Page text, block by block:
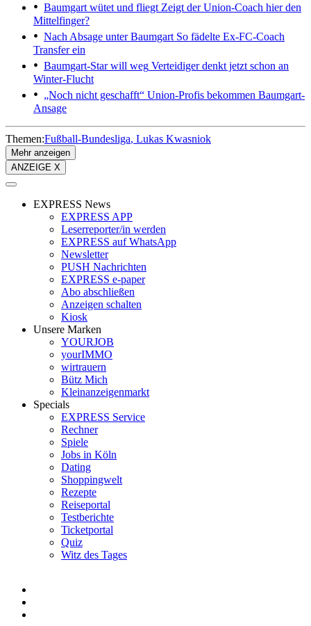
Baumgart wütet und fliegt Zeigt der Union-Coach hier den
Mittelfinger?
Nach Absage unter Baumgart So fädelte Ex-FC-Coach
Transfer ein
Baumgart-Star will weg Verteidiger denkt jetzt schon an
Winter-Flucht
„Noch nicht geschafft“ Union-Profis bekommen Baumgart-
Ansage
Themen:Fußball-Bundesliga Lukas Kwasniok
Mehr anzeigen
ANZEIGE X
EXPRESS News
EXPRESS APP
Leserreporter/in werden
EXPRESS auf WhatsApp
Newsletter
PUSH Nachrichten
EXPRESS e-paper
Abo abschließen
Anzeigen schalten
Kiosk
Unsere Marken
YOURJOB
yourIMMO
wirtrauern
Bütz Mich
Kleinanzeigenmarkt
Specials
EXPRESS Service
Rechner
Spiele
Jobs in Köln
Dating
Shoppingwelt
Rezepte
Reiseportal
Testberichte
Ticketportal
Quiz
Witz des Tages